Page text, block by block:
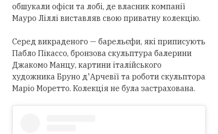
обшукали офіси та лобі, де власник компанії
Мауро Ліллі виставляв свою приватну колекцію.
Серед викраденого — барельєфи, які приписують
Пабло Пікассо, бронзова скульптура балерини
Джакомо Манцу, картини італійського
художника Бруно д'Арчевії та роботи скульптора
Маріо Моретто. Колекція не була застрахована.